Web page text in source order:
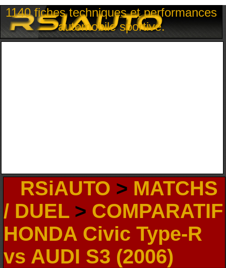
1140 fiches techniques et performances
automobile sportive.
RSiAUTO > MATCHS
/ DUEL> COMPARATIF
HONDA Civic Type-R
vs AUDI S3 (2006)